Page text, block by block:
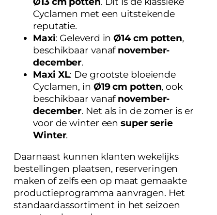
Cyclamen met een uitstekende
reputatie.
Maxi: Geleverd inØ14 cm potten,
beschikbaar vanaf november-
december.
Maxi XL: De grootste bloeiende
Cyclamen, in Ø19 cm potten, ook
beschikbaar vanaf november-
december. Net als in de zomer is er
voor de winter eensuper serie
Winter.
Daarnaast kunnen klanten wekelijks
bestellingen plaatsen, reserveringen
maken of zelfs een op maat gemaakte
productieprogramma aanvragen. Het
standaardassortiment in het seizoen